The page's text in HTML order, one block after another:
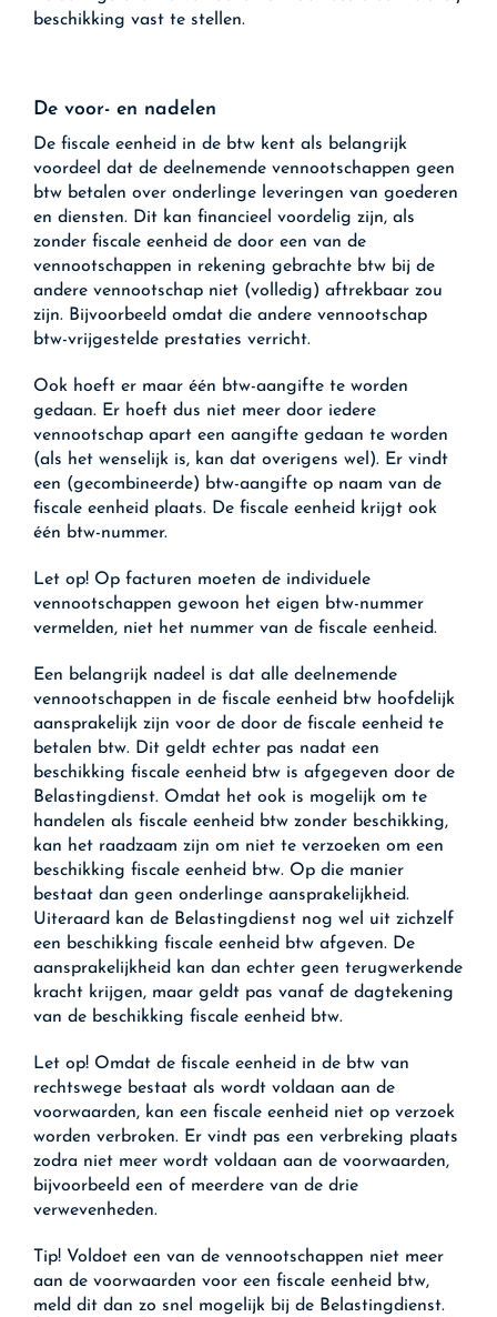
beschikking vast te stellen.
De voor- en nadelen
De fiscale eenheid in de btw kent als belangrijk
voordeel dat de deelnemende vennootschappen geen
btw betalen over onderlinge leveringen van goederen
en diensten. Dit kan financieel voordelig zijn, als
zonder fiscale eenheid de door een van de
vennootschappen in rekening gebrachte btw bij de
andere vennootschap niet (volledig) aftrekbaar zou
zijn. Bijvoorbeeld omdat die andere vennootschap
btw-vrijgestelde prestaties verricht.
Ook hoeft er maar één btw-aangifte te worden
gedaan. Er hoeft dus niet meer door iedere
vennootschap apart een aangifte gedaan te worden
(als het wenselijk is, kan dat overigens wel). Er vindt
een (gecombineerde) btw-aangifte op naam van de
fiscale eenheid plaats. De fiscale eenheid krijgt ook
één btw-nummer.
Let op! Op facturen moeten de individuele
vennootschappen gewoon het eigen btw-nummer
vermelden, niet het nummer van de fiscale eenheid.
Een belangrijk nadeel is dat alle deelnemende
vennootschappen in de fiscale eenheid btw hoofdelijk
aansprakelijk zijn voor de door de fiscale eenheid te
betalen btw. Dit geldt echter pas nadat een
beschikking fiscale eenheid btw is afgegeven door de
Belastingdienst. Omdat het ook is mogelijk om te
handelen als fiscale eenheid btw zonder beschikking,
kan het raadzaam zijn om niet te verzoeken om een
beschikking fiscale eenheid btw. Op die manier
bestaat dan geen onderlinge aansprakelijkheid.
Uiteraard kan de Belastingdienst nog wel uit zichzelf
een beschikking fiscale eenheid btw afgeven. De
aansprakelijkheid kan dan echter geen terugwerkende
kracht krijgen, maar geldt pas vanaf de dagtekening
van de beschikking fiscale eenheid btw.
Let op! Omdat de fiscale eenheid in de btw van
rechtswege bestaat als wordt voldaan aan de
voorwaarden, kan een fiscale eenheid niet op verzoek
worden verbroken. Er vindt pas een verbreking plaats
zodra niet meer wordt voldaan aan de voorwaarden,
bijvoorbeeld een of meerdere van de drie
verwevenheden.
Tip! Voldoet een van de vennootschappen niet meer
aan de voorwaarden voor een fiscale eenheid btw,
meld dit dan zo snel mogelijk bij de Belastingdienst.